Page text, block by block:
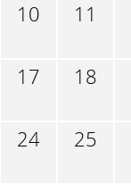
10 11
17 18
24 25